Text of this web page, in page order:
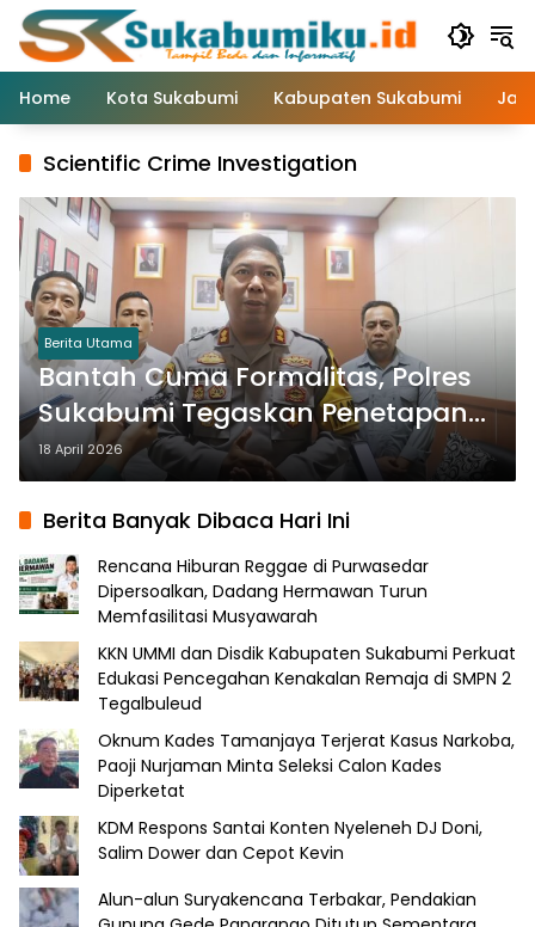
Langsung
konten
Home
Kota Sukabumi Kabupaten Sukabumi
Scientific Crime Investigation
Berita Utama
Bantah Cuma Formalitas, Polres
Sukabumi Tegaskan Penetapan
Tersangka Kasus Nizam Sesuai
Prosedur
18 April 2026
Berita Banyak Dibaca Hari Ini
Rencana Hiburan Reggae di Purwasedar
Dipersoalkan, Dadang Hermawan Turun
Memfasilitasi Musyawarah
KKN UMMI dan Disdik Kabupaten Sukabumi Perkuat
Edukasi Pencegahan Kenakalan Remaja di SMPN 2
Tegalbuleud
Oknum Kades Tamanjaya Terjerat Kasus Narkoba,
Paoji Nurjaman Minta Seleksi Calon Kades
Diperketat
KDM Respons Santai Konten Nyeleneh DJ Doni,
Salim Dower dan Cepot Kevin
Alun-alun Suryakencana Terbakar, Pendakian